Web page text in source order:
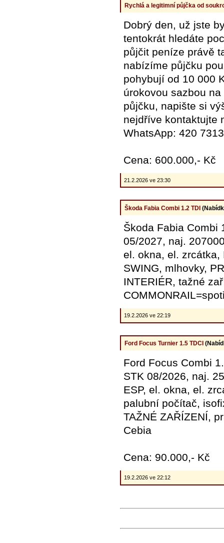
Rychlá a legitimní půjčka od
Dobrý den, už jste
tentokrát hledáte
půjčit peníze právě
nabízíme půjčku
pohybují od 10 000
úrokovou sazbou
půjčku, napište si
nejdříve kontaktujte
WhatsApp: 420
Cena: 600.000,- Kč
21.2.2026 ve 23:30
Škoda Fabia Combi 1.2 TDI
Škoda Fabia Combi
05/2027, naj.
el. okna, el. zrcátka,
SWING, mlhovky,
INTERIÉR, tažné
19.2.2026 ve 22:19
Ford Focus Turnier 1.5 TDCI
Ford Focus Combi
STK 08/2026, naj.
ESP, el. okna, el.
palubní počítač,
TAŽNÉ ZAŘÍZENÍ,
Cebia
Cena: 90.000,- Kč
19.2.2026 ve 22:12